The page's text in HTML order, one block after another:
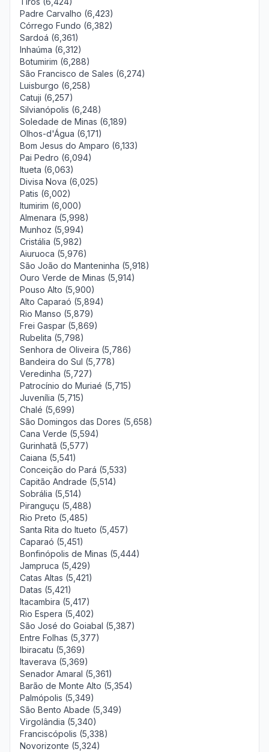
Padre Carvalho (6,423)
Córrego Fundo (6,382)
Sardoá (6,361)
Inhaúma (6,312)
Botumirim (6,288)
São Francisco de Sales (6,274)
Luisburgo (6,258)
Catuji (6,257)
Silvianópolis (6,248)
Soledade de Minas (6,189)
Olhos-d'Água (6,171)
Bom Jesus do Amparo (6,133)
Pai Pedro (6,094)
Itueta (6,063)
Divisa Nova (6,025)
Patis (6,002)
Itumirim (6,000)
Almenara (5,998)
Munhoz (5,994)
Cristália (5,982)
Aiuruoca (5,976)
São João do Manteninha (5,918)
Ouro Verde de Minas (5,914)
Pouso Alto (5,900)
Alto Caparaó (5,894)
Rio Manso (5,879)
Frei Gaspar (5,869)
Rubelita (5,798)
Senhora de Oliveira (5,786)
Bandeira do Sul (5,778)
Veredinha (5,727)
Patrocínio do Muriaé (5,715)
Juvenília (5,715)
Chalé (5,699)
São Domingos das Dores (5,658)
Cana Verde (5,594)
Gurinhatã (5,577)
Caiana (5,541)
Conceição do Pará (5,533)
Capitão Andrade (5,514)
Sobrália (5,514)
Piranguçu (5,488)
Rio Preto (5,485)
Santa Rita do Itueto (5,457)
Caparaó (5,451)
Bonfinópolis de Minas (5,444)
Jampruca (5,429)
Catas Altas (5,421)
Datas (5,421)
Itacambira (5,417)
Rio Espera (5,402)
São José do Goiabal (5,387)
Entre Folhas (5,377)
Ibiracatu (5,369)
Itaverava (5,369)
Senador Amaral (5,361)
Barão de Monte Alto (5,354)
Palmópolis (5,349)
São Bento Abade (5,349)
Virgolândia (5,340)
Franciscópolis (5,338)
Novorizonte (5,324)